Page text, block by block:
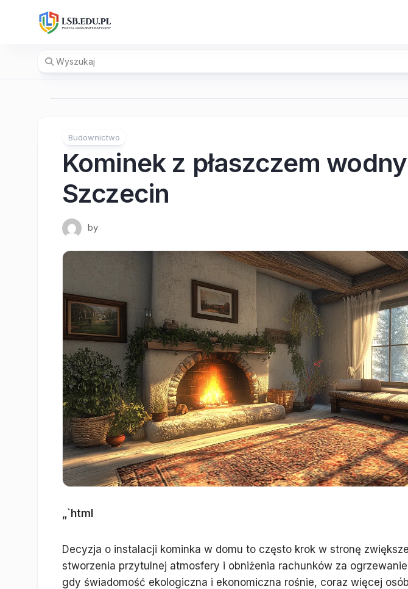
Budownictwo
Kominek z płaszczem
Szczecin
by
„`html
Decyzja o instalacji kominka w domu to często krok w stronę
stworzenia przytulnej atmosfery i obniżenia rachunków za
gdy świadomość ekologiczna i ekonomiczna rośnie, coraz więcej